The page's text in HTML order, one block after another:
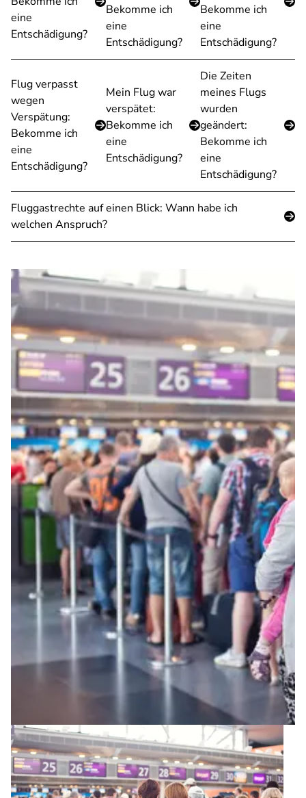
eine
Entschädigung?
Bekomme ich
eine
Entschädigung?
Bekomme ich
eine
Entschädigung?
Flug verpasst
wegen
Verspätung:
Bekomme ich
eine
Entschädigung?
Mein Flug war
verspätet:
Bekomme ich
eine
Entschädigung?
Die Zeiten
meines Flugs
wurden
geändert:
Bekomme ich
eine
Entschädigung?
Fluggastrechte auf einen Blick: Wann habe ich
welchen Anspruch?